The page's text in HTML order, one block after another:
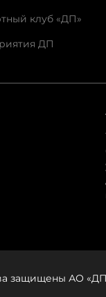
клуб «ДП»
ДП
защищены АО